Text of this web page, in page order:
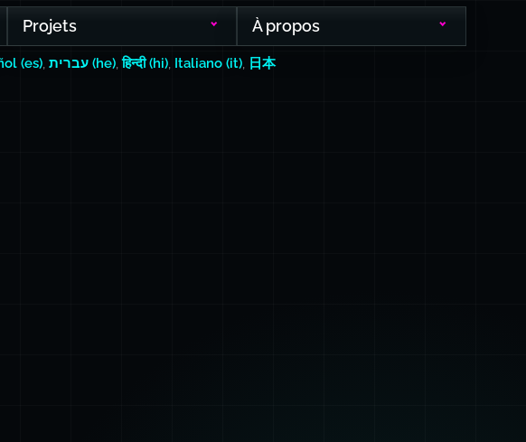
Projets À propos
(es) עברית (he) ,हिन्दी (hi) Italiano (it)
日本